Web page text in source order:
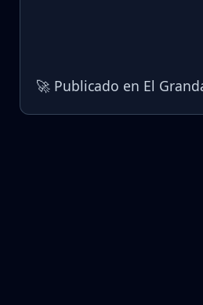
🚀 Publicado en El